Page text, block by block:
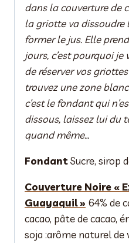
dans la couverture de
la griotte va dissoudre
former le jus. Elle
jours, c’est pourquoi
de réserver vos
trouvez une zone
c’est le fondant qui
dissous, laissez lui du
quand même…
FondantSucre, sirop
Couverture Noire «
Guayaquil » 64% de
cacao, pâte de cacao,
soja :arôme naturel de